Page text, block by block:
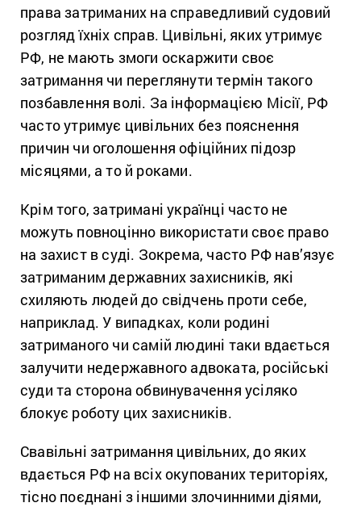
права затриманих на справедливий судовий
розгляд їхніх справ. Цивільні, яких утримує
РФ, не мають змоги оскаржити своє
затримання чи переглянути термін такого
позбавлення волі. За інформацією Місії, РФ
часто утримує цивільних без пояснення
причин чи оголошення офіційних підозр
місяцями, а то й роками.
Крім того, затримані українці часто не
можуть повноцінно використати своє право
на захист в суді. Зокрема, часто РФ нав’язує
затриманим державних захисників, які
схиляють людей до свідчень проти себе,
наприклад. У випадках, коли родині
затриманого чи самій людині таки вдається
залучити недержавного адвоката, російські
суди та сторона обвинувачення усіляко
блокує роботу цих захисників.
Свавільні затримання цивільних, до яких
вдається РФ на всіх окупованих територіях,
тісно поєднані з іншими злочинними діями,